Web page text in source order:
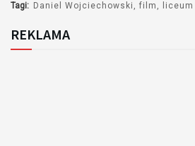
Tagi: Daniel Wojciechowski film
REKLAMA